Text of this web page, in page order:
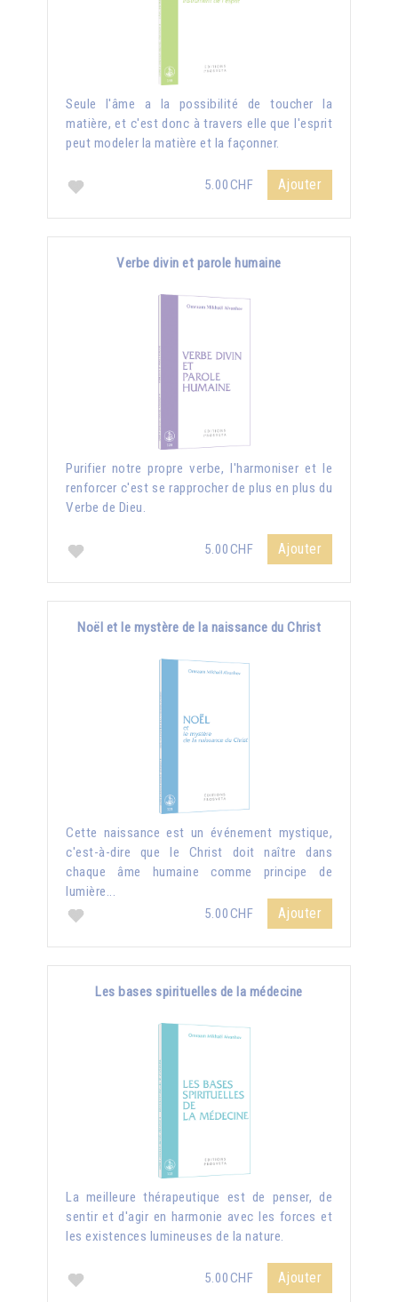
Seule l'âme a la possibilité de toucher la
matière, et c'est donc à travers elle que l'esprit
peut modeler la matière et la façonner.
5.00CHF Ajouter
Verbe divin et parole humaine
Purifier notre propre verbe, l'harmoniser et le
renforcer c'est se rapprocher de plus en plus du
Verbe de Dieu.
5.00CHF Ajouter
Noël et le mystère de la naissance du Christ
Cette naissance est un événement mystique,
c'est-à-dire que le Christ doit naître dans
chaque âme humaine comme principe de
lumière...
5.00CHF
Ajouter
Les bases spirituelles de la médecine
La meilleure thérapeutique est de penser, de
sentir et d'agir en harmonie avec les forces et
les existences lumineuses de la nature.
5.00CHF Ajouter